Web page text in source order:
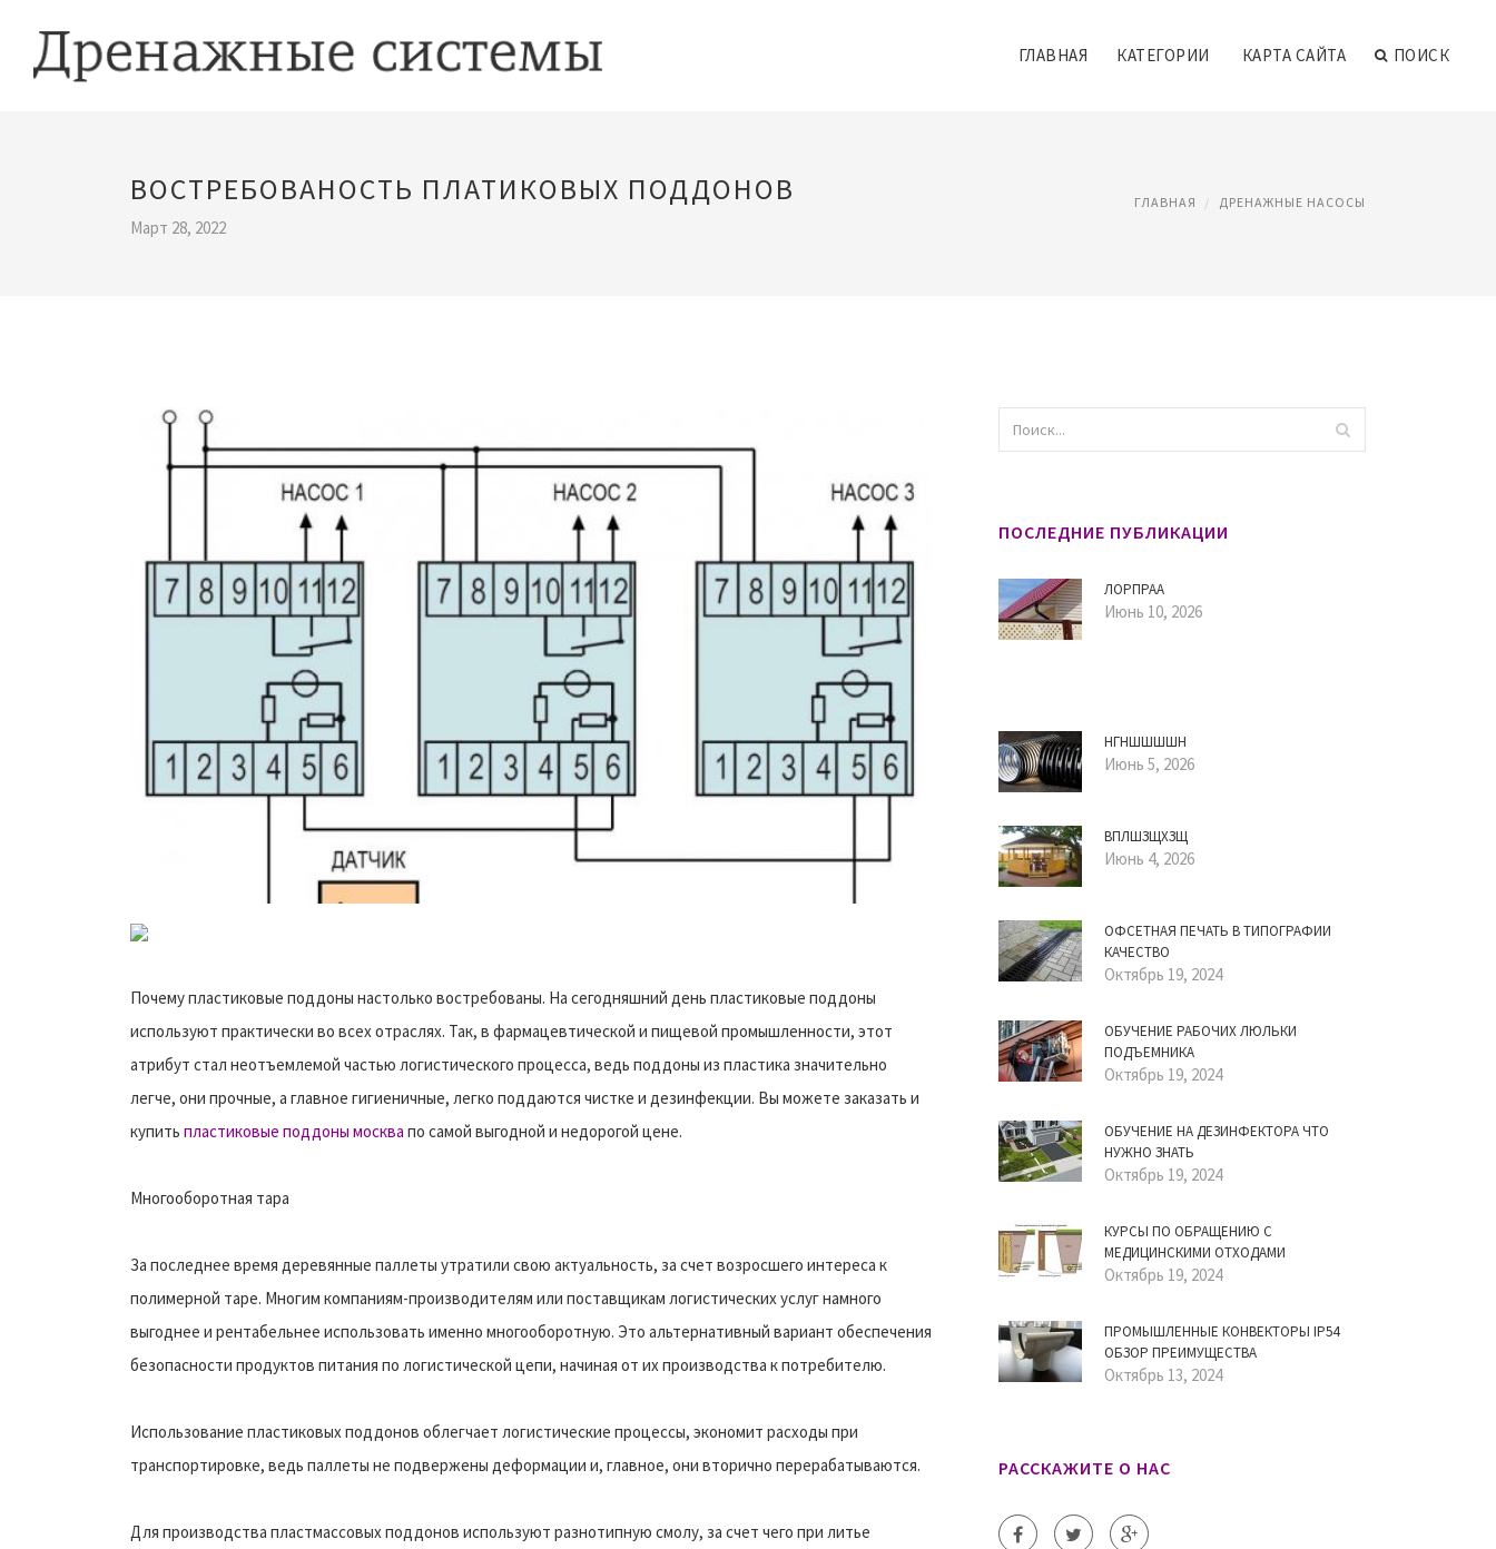
ГЛАВНАЯ КАТЕГОРИИ КАРТА САЙТА ПОИСК
ВОСТРЕБОВАНОСТЬ ПЛАТИКОВЫХ ПОДДОНОВ
Март 28, 2022
ГЛАВНАЯ ДРЕНАЖНЫЕ НАСОСЫ
Почему пластиковые поддоны настолько востребованы. На сегодняшний день пластиковые поддоны
используют практически во всех отраслях. Так, в фармацевтической и пищевой промышленности, этот
атрибут стал неотъемлемой частью логистического процесса, ведь поддоны из пластика значительно
легче, они прочные, а главное гигиеничные, легко поддаются чистке и дезинфекции. Вы можете заказать и
купить пластиковые поддоны москва по самой выгодной и недорогой цене.
Многооборотная тара
За последнее время деревянные паллеты утратили свою актуальность, за счет возросшего интереса к
полимерной таре. Многим компаниям-производителям или поставщикам логистических услуг намного
выгоднее и рентабельнее использовать именно многооборотную. Это альтернативный вариант обеспечения
безопасности продуктов питания по логистической цепи, начиная от их производства к потребителю.
Использование пластиковых поддонов облегчает логистические процессы, экономит расходы при
транспортировке, ведь паллеты не подвержены деформации и, главное, они вторично перерабатываются.
Для производства пластмассовых поддонов используют разнотипную смолу, за счет чего при литье
ПОСЛЕДНИЕ ПУБЛИКАЦИИ
ЛОРПРАА
Июнь 10, 2026
НГНШШШШН
Июнь 5, 2026
ВПЛШЗЩХЗЩ
Июнь 4, 2026
ОФСЕТНАЯ ПЕЧАТЬ В ТИПОГРАФИИ
КАЧЕСТВО
Октябрь 19, 2024
ОБУЧЕНИЕ РАБОЧИХ ЛЮЛЬКИ
ПОДЪЕМНИКА
Октябрь 19, 2024
ОБУЧЕНИЕ НА ДЕЗИНФЕКТОРА ЧТО
НУЖНО ЗНАТЬ
Октябрь 19, 2024
КУРСЫ ПО ОБРАЩЕНИЮ С
МЕДИЦИНСКИМИ ОТХОДАМИ
Октябрь 19, 2024
ПРОМЫШЛЕННЫЕ КОНВЕКТОРЫ IP54
ОБЗОР ПРЕИМУЩЕСТВА
Октябрь 13, 2024
РАССКАЖИТЕ О НАС